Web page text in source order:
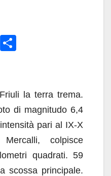
E
di
vi
di
la terra trema.
di magnitudo 6,4
pari al IX-X
colpisce
quadrati. 59
scossa principale.